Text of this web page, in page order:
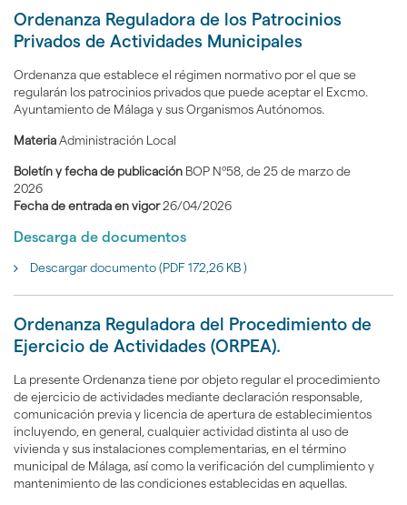
Ordenanza Reguladora de los Patrocinios
Privados de Actividades Municipales
Ordenanza que establece el régimen normativo por el que se
regularán los patrocinios privados que puede aceptar el Excmo.
Ayuntamiento de Málaga y sus Organismos Autónomos.
MateriaAdministración Local
Boletín y fecha de publicación BOP Nº58, de 25 de marzo de
2026
Fecha de entrada en vigor26/04/2026
Descarga de documentos
Descargar documento (PDF 172,26 KB )
Ordenanza Reguladora del Procedimiento de
Ejercicio de Actividades (ORPEA).
La presente Ordenanza tiene por objeto regular el procedimiento
de ejercicio de actividades mediante declaración responsable,
comunicación previa y licencia de apertura de establecimientos
incluyendo, en general, cualquier actividad distinta al uso de
vivienda y sus instalaciones complementarias, en el término
municipal de Málaga, así como la verificación del cumplimiento y
mantenimiento de las condiciones establecidas en aquellas.